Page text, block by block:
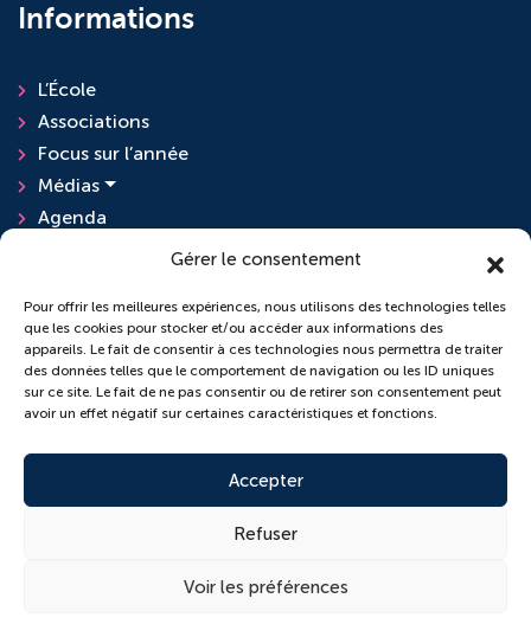
Gérer le consentement
Pour offrir les meilleures expériences, nous utilisons des technologies telles
que les cookies pour stocker et/ou accéder aux informations des
appareils. Le fait de consentir à ces technologies nous permettra de traiter
des données telles que le comportement de navigation ou les ID uniques
sur ce site. Le fait de ne pas consentir ou de retirer son consentement peut
avoir un effet négatif sur certaines caractéristiques et fonctions.
Accepter
Refuser
Voir les préférences
Informations
L’École
Associations
Focus sur l’année
Médias
Agenda
L'ensemble scolaire
École Sainte-Anne
Plan du site Mentions légales